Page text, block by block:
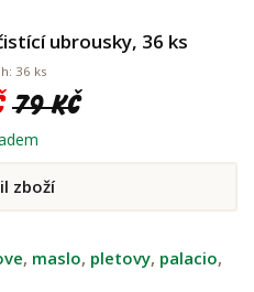
ubrousky, 36 ks
36 ks
79 Kč
zboží
, maslo, pletovy, palacio,